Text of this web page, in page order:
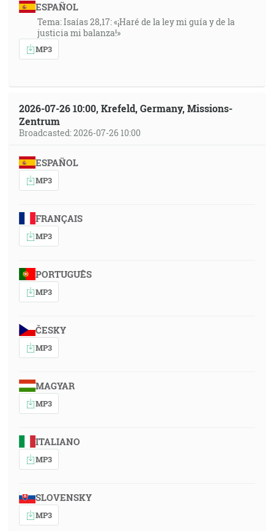
ESPAÑOL
Tema: Isaías 28,17: «¡Haré de la ley mi guía y de la
justicia mi balanza!»
MP3
2026-07-26 10:00, Krefeld, Germany, Missions-
Zentrum
Broadcasted: 2026-07-26 10:00
ESPAÑOL
MP3
FRANÇAIS
MP3
PORTUGUÊS
MP3
ČESKY
MP3
MAGYAR
MP3
ITALIANO
MP3
SLOVENSKY
MP3